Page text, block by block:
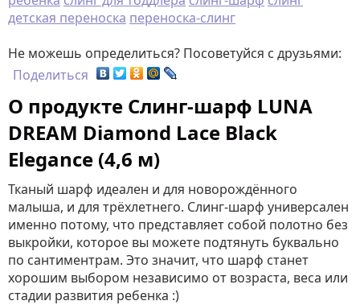
детская переноска переноска-слинг
Не можешь определиться? Посоветуйся с друзьями:
Поделиться
О продукте Слинг-шарф LUNA
DREAM Diamond Lace Black
Elegance (4,6 м)
Тканый шарф идеален и для новорождённого
малыша, и для трёхлетнего. Слинг-шарф универсален
именно потому, что представляет собой полотно без
выкройки, которое вы можете подтянуть буквально
по сантиментрам. Это значит, что шарф станет
хорошим выбором независимо от возраста, веса или
стадии развития ребенка :)